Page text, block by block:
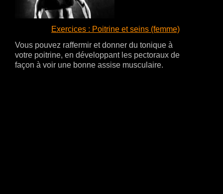
Exercices : Poitrine et seins (femme)
Vous pouvez raffermir et donner du tonique à
votre poitrine, en développant les pectoraux de
façon à voir une bonne assise musculaire.